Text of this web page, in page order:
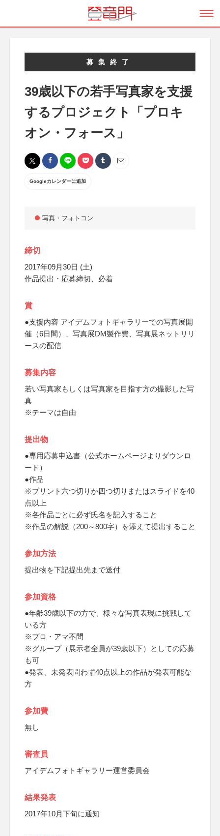
募集終了
39歳以下の若手写真家を支援
するプロジェクト「プロキ
オン・フォース」
Googleカレンダーに追加
写真・フォトコン
締切
2017年09月30日 (土)
作品提出・応募締切、必着
賞
●支援内容 アイデムフォトギャラリーでの写真展開
催（6日間）、写真展DM製作費、写真展ネットリリ
ースの配信
募集内容
若い写真家もしくは写真家を目指す方の撮影した写
真
※テーマは自由
提出物
●専用応募申込書（公式ホームページよりダウンロ
ード）
●作品
※プリント六つ切りか四つ切りまたはスライドを40
点以上
※各作品ごとに必ず氏名を記入すること
※作品の解説（200～800字）を添えて提出すること
参加方法
提出物を下記提出先まで送付
参加資格
●年齢39歳以下の方で、様々な写真表現に挑戦して
いる方
※プロ・アマ不問
※グループ（展示者全員が39歳以下）としての応募
も可
●発表、未発表問わず40点以上の作品が発表可能な
方
参加費
無し
審査員
アイデムフォトギャラリー運営委員会
結果発表
2017年10月下旬に通知